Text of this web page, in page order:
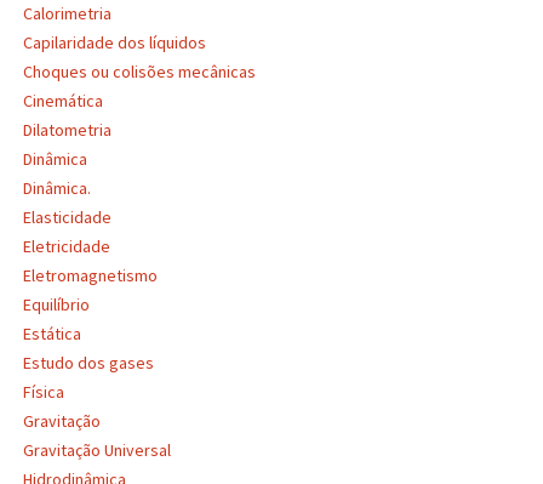
Calorimetria
Capilaridade dos líquidos
Choques ou colisões mecânicas
Cinemática
Dilatometria
Dinâmica
Dinâmica.
Elasticidade
Eletricidade
Eletromagnetismo
Equilíbrio
Estática
Estudo dos gases
Física
Gravitação
Gravitação Universal
Hidrodinâmica